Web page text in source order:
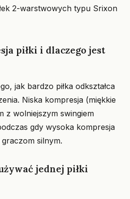
2-warstwowych typu Srixon
piłki i dlaczego jest
jak bardzo piłka odkształca
Niska kompresja (miękkie
z wolniejszym swingiem
gdy wysoka kompresja
silnym.
jednej piłki